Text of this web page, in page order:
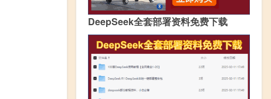
DeepSeek全套部署资料免费下载